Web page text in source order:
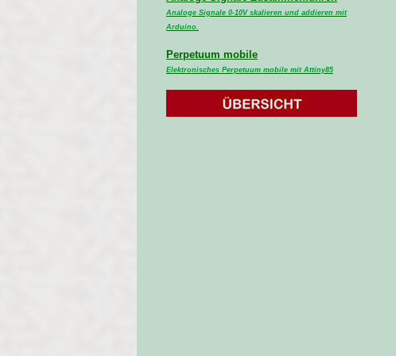
Analoge Signale 0-10V skalieren und addieren mit
Arduino.
Perpetuum mobile
Elektronisches Perpetuum mobile mit Attiny85